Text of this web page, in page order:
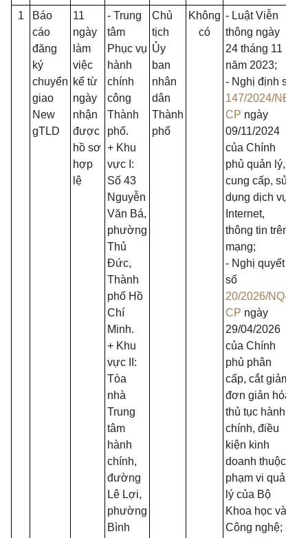
1
Báo
cáo
đăng
ký
chuyển
giao
New
gTLD
11
ngày
làm
việc
kể từ
ngày
nhận
được
hồ sơ
hợp
lệ
- Trung
tâm
Phục vụ
hành
chính
công
Thành
phố.
+ Khu
vực I:
Số 43
Nguyễn
Văn Bá,
phường
Thủ
Đức,
Thành
phố Hồ
Chí
Minh.
+ Khu
vực II:
Tòa
nhà
Trung
tâm
hành
chính,
đường
Lê Lợi,
phường
Bình
Chủ
tịch
Ủy
ban
nhân
dân
Thành
phố
Không
có
- Luật Viễn
thông ngày
24 tháng 11
năm 2023;
- Nghị định số
147/2024/NĐ-
CP ngày
09/11/2024
của Chính
phủ quản lý,
cung cấp, sử
dụng dịch vụ
Internet,
thông tin trên
mạng;
- Nghị quyết
số
20/2026/NQ-
CP ngày
29/04/2026
của Chính
phủ phân
cấp, cắt giảm,
đơn giản hóa
thủ tục hành
chính, điều
kiện kinh
doanh thuộc
phạm vi quản
lý của Bộ
Khoa học và
Công nghệ;